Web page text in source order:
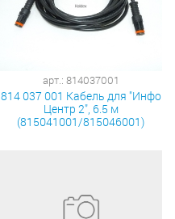
арт.: 814037001
814 037 001 Кабель для "Инфо
Центр 2", 6.5 м
(815041001/815046001)